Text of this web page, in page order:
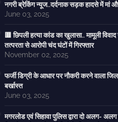
नगरी ब्रेकिंग न्यूज..दर्दनाक सड़क हादसे में मां
June 03, 2025
🟥 छिपली हत्या कांड का खुलासा.. मामूली
तत्परता से आरोपी चंद घंटों में गिरफ्तार
November 02, 2025
फर्जी डिग्री के आधार पर नौकरी करने वाला
बर्खास्त
June 03, 2025
मगरलोड एवं सिहावा पुलिस द्वारा दो अलग-